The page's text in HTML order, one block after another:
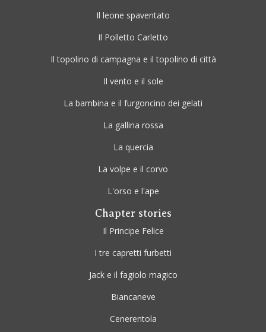
Il leone spaventato
Il Polletto Carletto
Il topolino di campagna e il topolino di città
Il vento e il sole
La bambina e il furgoncino dei gelati
La gallina rossa
La quercia
La volpe e il corvo
L'orso e l'ape
Chapter stories
Il Principe Felice
I tre capretti furbetti
Jack e il fagiolo magico
Biancaneve
Cenerentola